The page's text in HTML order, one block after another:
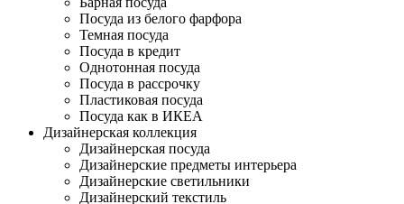
Посуда из белого фарфора
Темная посуда
Посуда в кредит
Однотонная посуда
Посуда в рассрочку
Пластиковая посуда
Посуда как в ИКЕА
Дизайнерская коллекция
Дизайнерская посуда
Дизайнерские предметы интерьера
Дизайнерские светильники
Дизайнерский текстиль